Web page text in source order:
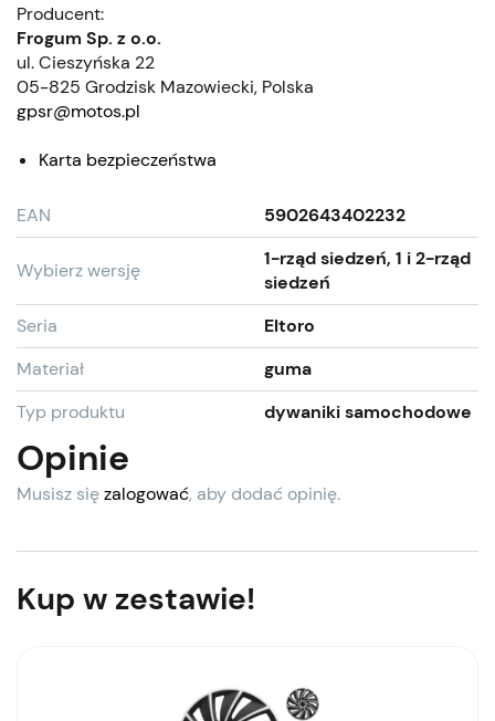
Producent:
Frogum Sp. z o.o.
ul. Cieszyńska 22
05-825 Grodzisk Mazowiecki, Polska
gpsr@motos.pl
Karta bezpieczeństwa
EAN 5902643402232
Wybierz wersję
1-rząd siedzeń, 1 i 2-rząd
siedzeń
Seria
Eltoro
Materiał
guma
Typ produktu
dywaniki samochodowe
Opinie
Musisz sięzalogować, aby dodać opinię.
Kup w zestawie!